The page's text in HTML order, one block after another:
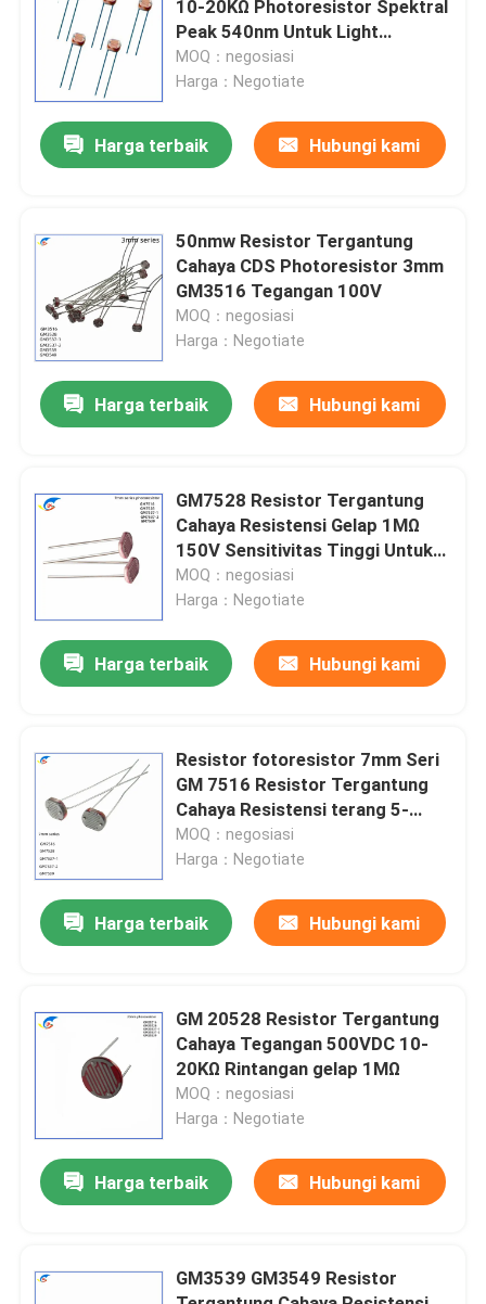
Rumah
Video
Tentang Kami
Tur Pabrik
Kontrol Kualitas
Hubungi Kami
Berita
10-20KΩ Photoresistor Spektral
Peak 540nm Untuk Light
Controlled Switches
MOQ：negosiasi
Harga：Negotiate
Harga terbaik Hubungi kami
50nmw Resistor Tergantung
Cahaya CDS Photoresistor 3mm
GM3516 Tegangan 100V
MOQ：negosiasi
Harga：Negotiate
Harga terbaik Hubungi kami
GM7528 Resistor Tergantung
Cahaya Resistensi Gelap 1MΩ
150V Sensitivitas Tinggi Untuk
Pengukuran Fotoelektrik
MOQ：negosiasi
Harga：Negotiate
Harga terbaik Hubungi kami
Resistor fotoresistor 7mm Seri
GM 7516 Resistor Tergantung
Cahaya Resistensi terang 5-
10KΩ 150V Puncak spektral
540nm
MOQ：negosiasi
Harga：Negotiate
Harga terbaik Hubungi kami
GM 20528 Resistor Tergantung
Cahaya Tegangan 500VDC 10-
20KΩ Rintangan gelap 1MΩ
MOQ：negosiasi
Harga：Negotiate
Harga terbaik Hubungi kami
GM3539 GM3549 Resistor